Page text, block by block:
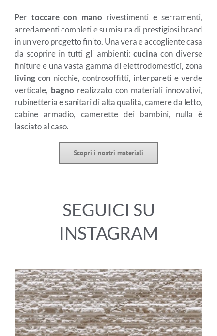
Per toccare con mano rivestimenti e serramenti,
arredamenti completi e su misura di prestigiosi brand
in un vero progetto finito. Una vera e accogliente casa
da scoprire in tutti gli ambienti: cucina con diverse
finiture e una vasta gamma di elettrodomestici, zona
living con nicchie, controsoffitti, interpareti e verde
verticale, bagno realizzato con materiali innovativi,
rubinetteria e sanitari di alta qualità, camere da letto,
cabine armadio, camerette dei bambini, nulla è
lasciato al caso.
Scopri i nostri materiali
SEGUICI SU
INSTAGRAM